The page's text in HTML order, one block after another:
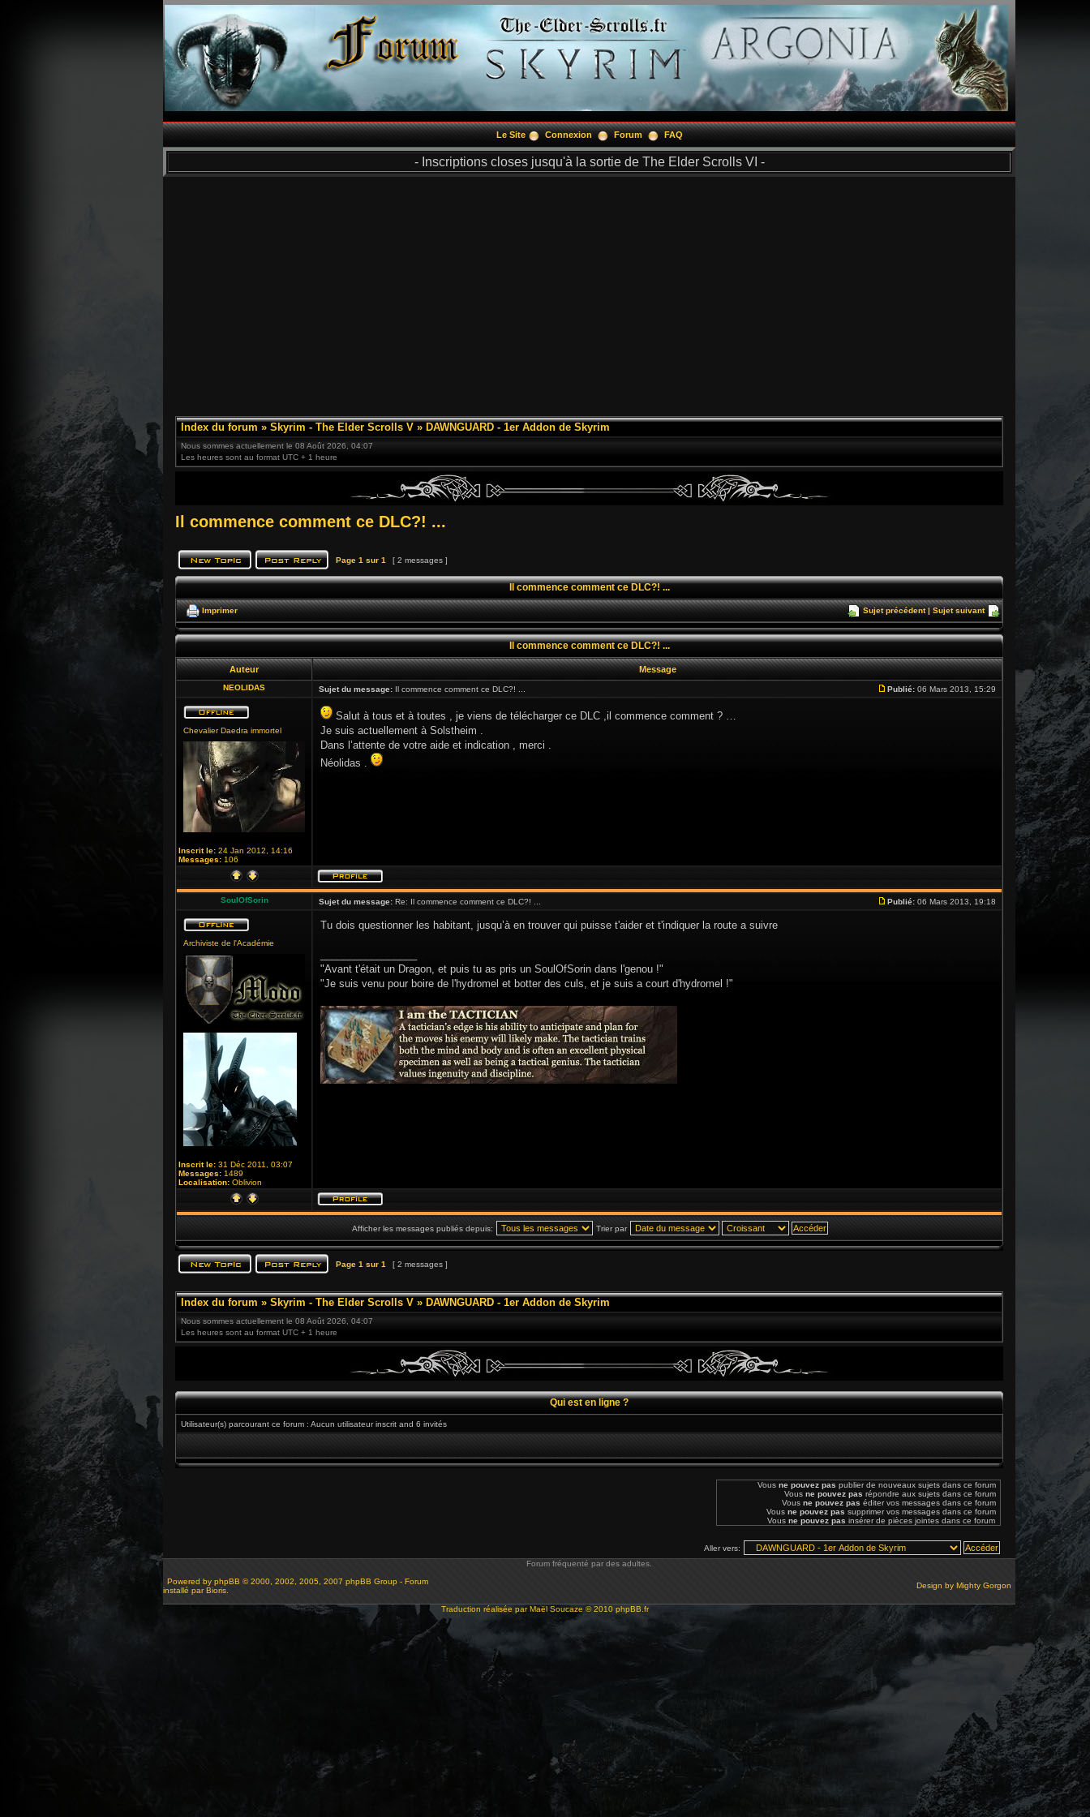
Le Site Connexion Forum FAQ
- Inscriptions closes jusqu'à la sortie de The Elder Scrolls VI -
Index du forum » Skyrim - The Elder Scrolls V » DAWNGUARD - 1er Addon de Skyrim
Nous sommes actuellement le 08 Août 2026, 04:07
Les heures sont au format UTC + 1 heure
Il commence comment ce DLC?! ...
Page 1 sur 1 [ 2 messages ]
Il commence comment ce DLC?! ...
Imprimer Sujet précédent|Sujet suivant
Il commence comment ce DLC?! ...
Auteur Message
NEOLIDAS Sujet du message: Il commence comment ce DLC?! ... Publié: 06 Mars 2013, 15:29
Chevalier Daedra immortel
Inscrit le: 24 Jan 2012, 14:16
Messages: 106
Salut à tous et à toutes , je viens de télécharger ce DLC ,il commence comment ? …
Je suis actuellement à Solstheim .
Dans l’attente de votre aide et indication , merci .
Néolidas .
SoulOfSorin Sujet du message: Re: Il commence comment ce DLC?! ... Publié: 06 Mars 2013, 19:18
Archiviste de l'Académie
Inscrit le: 31 Déc 2011, 03:07
Messages: 1489
Localisation: Oblivion
Tu dois questionner les habitant, jusqu’à en trouver qui puisse t'aider et t'indiquer la route a suivre
"Avant t'était un Dragon, et puis tu as pris un SoulOfSorin dans l'genou !"
"Je suis venu pour boire de l'hydromel et botter des culs, et je suis a court d'hydromel !"
Afficher les messages publiés depuis: Trier par
Page 1 sur 1 [ 2 messages ]
Index du forum » Skyrim - The Elder Scrolls V » DAWNGUARD - 1er Addon de Skyrim
Nous sommes actuellement le 08 Août 2026, 04:07
Les heures sont au format UTC + 1 heure
Qui est en ligne ?
Utilisateur(s) parcourant ce forum : Aucun utilisateur inscrit and 6 invités
Vous ne pouvez pas publier de nouveaux sujets dans ce forum
Vous ne pouvez pas répondre aux sujets dans ce forum
Vous ne pouvez pas éditer vos messages dans ce forum
Vous ne pouvez pas supprimer vos messages dans ce forum
Vous ne pouvez pas insérer de pièces jointes dans ce forum
Aller vers:
Forum fréquenté par des adultes.
Powered by phpBB © 2000, 2002, 2005, 2007 phpBB Group - Forum
installé par Bioris.
Design by Mighty Gorgon
Traduction réalisée parMaël Soucaze © 2010 phpBB.fr